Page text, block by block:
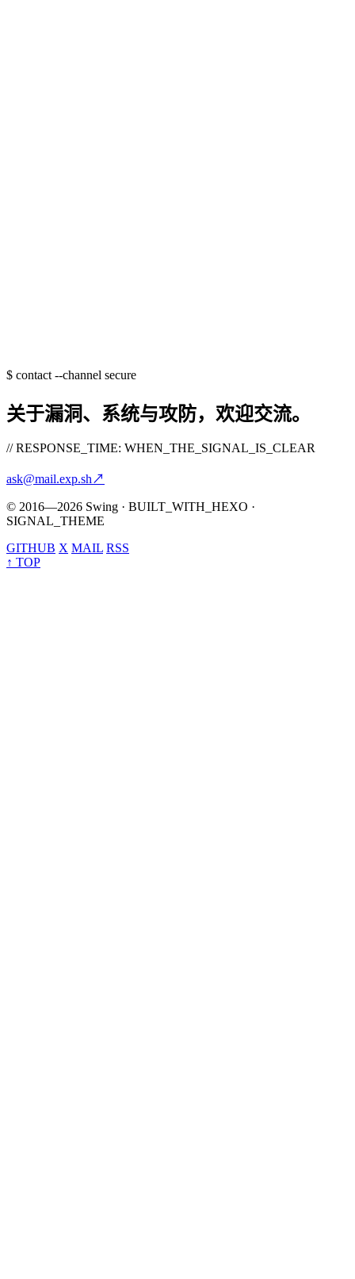
$ contact --channel secure
关于漏洞、系统与攻防，欢迎交流。
// RESPONSE_TIME: WHEN_THE_SIGNAL_IS_CLEAR
ask@mail.exp.sh↗
© 2016—2026 Swing · BUILT_WITH_HEXO ·
SIGNAL_THEME
GITHUB X MAIL RSS
↑ TOP